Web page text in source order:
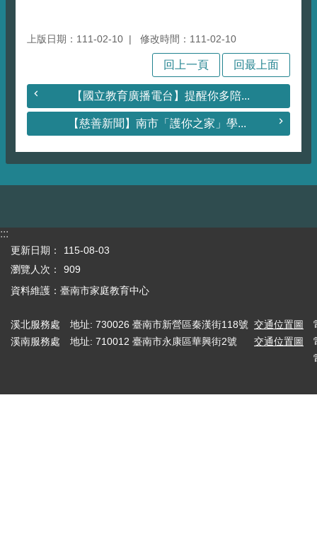
上版日期：111-02-10 修改時間：111-02-10
回上一頁 回最上面
【國立教育廣播電台】提醒你多陪...
【慈善新聞】南市「護你之家」學...
:::
更新日期：
115-08-03
瀏覽人次：
909
資料維護：臺南市家庭教育中心
溪北服務處 地址: 730026 臺南市新營區秦漢街118號 交通位置圖
溪南服務處
地址: 710012 臺南市永康區華興街2號 交通位置圖